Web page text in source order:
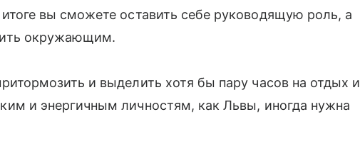
вы сможете оставить себе руководящую роль, а
окружающим.
и выделить хотя бы пару часов на отдых и
и энергичным личностям, как Львы, иногда нужна